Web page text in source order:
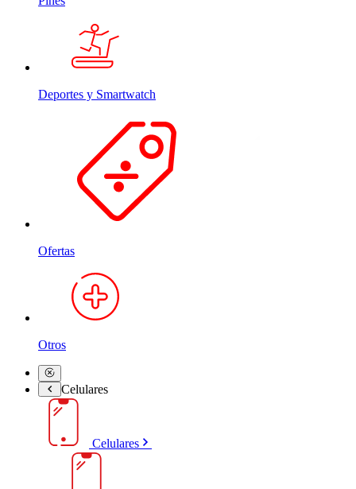
Deportes y Smartwatch
Ofertas
Otros
Celulares
Celulares